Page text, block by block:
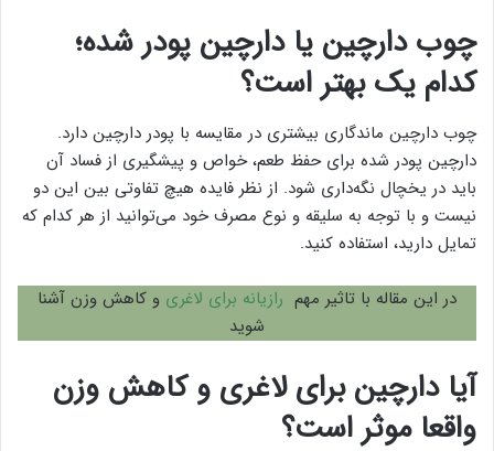
چوب دارچین یا دارچین پودر شده؛
کدام یک بهتر است؟
چوب دارچین ماندگاری بیشتری در مقایسه با پودر دارچین دارد.
دارچین پودر شده برای حفظ طعم، خواص و پیشگیری از فساد آن
باید در یخچال نگه‌داری شود. از نظر فایده هیچ تفاوتی بین این دو
نیست و با توجه به سلیقه و نوع مصرف خود می‌توانید از هر کدام که
تمایل دارید، استفاده کنید.
در این مقاله با تاثیر مهم رازیانه برای لاغری و کاهش وزن آشنا
شوید
آیا دارچین برای لاغری و کاهش وزن
واقعا موثر است؟